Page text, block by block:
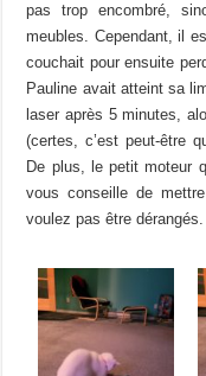
pas trop encombré,
meubles. Cependant, il
couchait pour ensuite
Pauline avait atteint sa
laser après 5 minutes,
(certes, c’est peut-être
De plus, le petit moteur
vous conseille de
voulez pas être dérangés.